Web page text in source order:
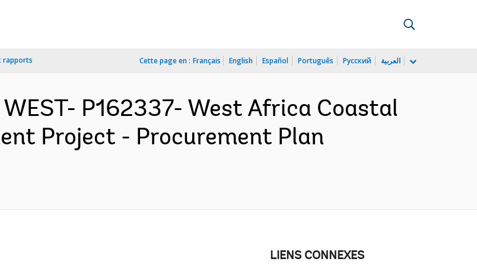
rapports Cette page en : Français English Español Português Русский العربية
P162337- West Africa Coastal
Project - Procurement Plan
LIENS CONNEXES